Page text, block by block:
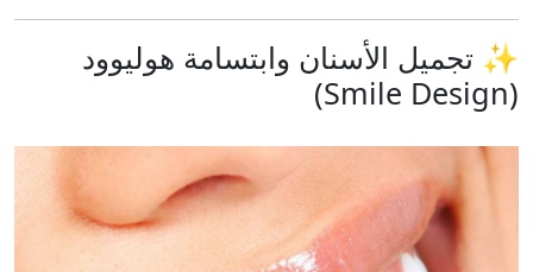
✨ تجميل الأسنان وابتسامة هوليوود
(Smile Design)